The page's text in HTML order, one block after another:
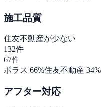
施工品質
住友不動産が少ない
132件
67件
ポラス 66%住友不動産 34%
アフター対応